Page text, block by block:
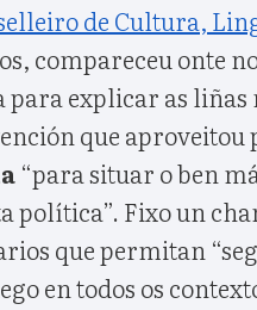
de Cultura,
compareceu onte
explicar as liñas
que aproveitou
“para situar o ben
política”. Fixo un
que permitan
en todos os